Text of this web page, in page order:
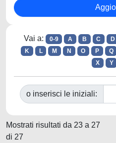
Vai a: 0-9 A B C D
K
L M N O P Q
X
Y
o inserisci le iniziali:
Mostrati risultati da 23 a 27
di 27